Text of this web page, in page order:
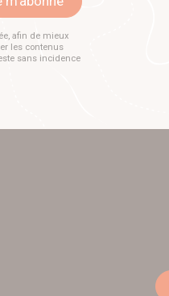
afin de mieux
les contenus
sans incidence